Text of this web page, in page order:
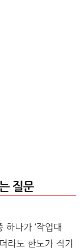
질문
나가 ‘작업대
라도 한도가 적기